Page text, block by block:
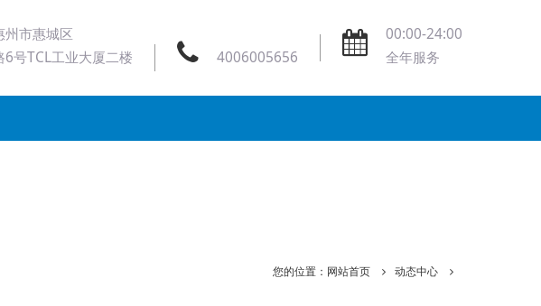
州市惠城区
6号TCL工业大厦二楼
4006005656
00:00-24:00
全年服务
您的位置： 网站首页 动态中心